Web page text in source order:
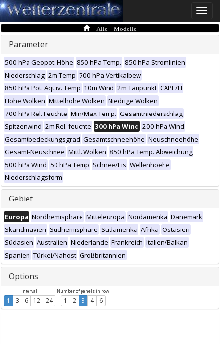
Toggle
Alle Modelle
Parameter
500 hPa Geopot. Höhe 850 hPa Temp. 850 hPa Stromlinien
Niederschlag 2m Temp 700 hPa Vertikalbew
850 hPa Pot. Äquiv. Temp 10m Wind 2m Taupunkt CAPE/LI
Hohe Wolken Mittelhohe Wolken Niedrige Wolken
700 hPa Rel. Feuchte Min/Max Temp. Gesamtniederschlag
Spitzenwind 2m Rel. feuchte 300 hPa Wind 200 hPa Wind
Gesamtbedeckungsgrad Gesamtschneehöhe Neuschneehöhe
Gesamt-Neuschnee Mittl. Wolken 850 hPa Temp. Abweichung
500 hPa Wind 50 hPa Temp Schnee/Eis Wellenhoehe
Niederschlagsform
Gebiet
Europa Nordhemisphäre Mitteleuropa Nordamerika Dänemark
Skandinavien Südhemisphäre Südamerika Afrika Ostasien
Südasien Australien Niederlande Frankreich Italien/Balkan
Spanien Türkei/Nahost Großbritannien
Options
Intervall
1 3 6 12 24
Number of panels in row
1 2 3 4 6